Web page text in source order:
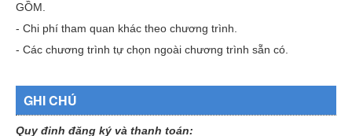
GỒM.
- Chi phí tham quan khác theo chương trình.
- Các chương trình tự chọn ngoài chương trình sẵn có.
GHI CHÚ
Quy đinh đăng ký và thanh toán: